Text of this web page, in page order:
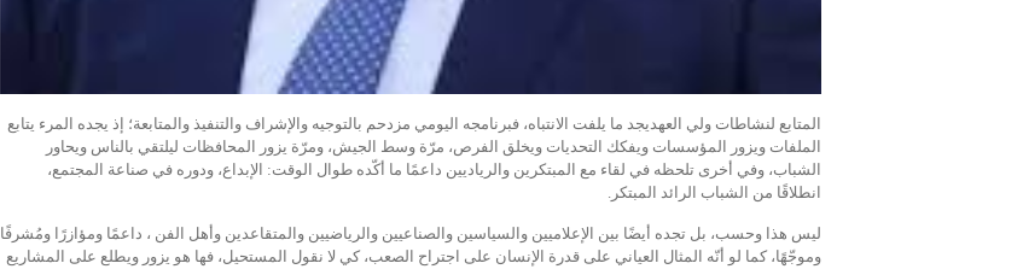
المتابع لنشاطات ولي العهديجد ما يلفت الانتباه، فبرنامجه اليومي مزدحم بالتوجيه والإشراف والتنفيذ والمتابعة؛ إذ يجده المرء يتابع
الملفات ويزور المؤسسات ويفكك التحديات ويخلق الفرص، مرّة وسط الجيش، ومرّة يزور المحافظات ليلتقي بالناس ويحاور
الشباب، وفي أخرى تلحظه في لقاء مع المبتكرين والرياديين داعمًا ما أكّده طوال الوقت: الإبداع، ودوره في صناعة المجتمع،
انطلاقًا من الشباب الرائد المبتكر.
ليس هذا وحسب، بل تجده أيضًا بين الإعلاميين والسياسين والصناعيين والرياضيين والمتقاعدين وأهل الفن ، داعمًا ومؤازرًا ومُشرفًا
وموجّهًا، كما لو أنّه المثال العياني على قدرة الإنسان على اجتراح الصعب، كي لا نقول المستحيل، فها هو يزور ويطلع على المشاريع